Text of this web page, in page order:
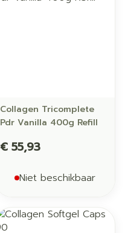
Collagen Tricomplete
Pdr Vanilla 400g Refill
€ 55,93
Niet beschikbaar